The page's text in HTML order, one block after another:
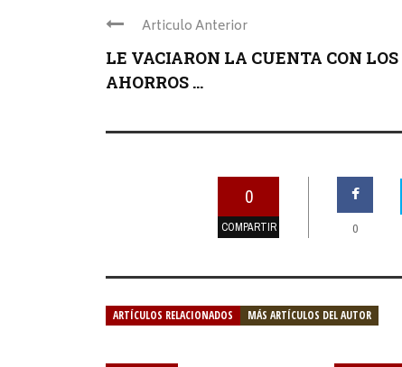
Articulo Anterior
LE VACIARON LA CUENTA CON LOS
AHORROS ...
0
COMPARTIR 0
ARTÍCULOS RELACIONADOS MÁS ARTÍCULOS DEL AUTOR